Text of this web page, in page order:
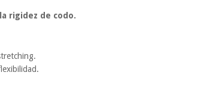
rigidez de codo.